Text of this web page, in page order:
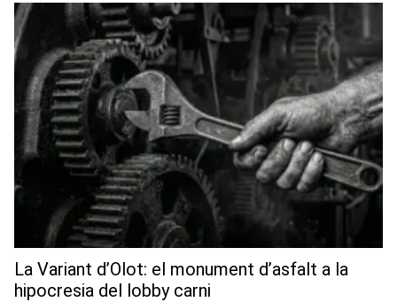
La Variant d’Olot: el monument d’asfalt a la
hipocresia del lobby carni